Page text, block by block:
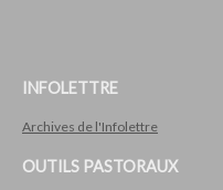
INFOLETTRE
Archives de l'Infolettre
OUTILS PASTORAUX